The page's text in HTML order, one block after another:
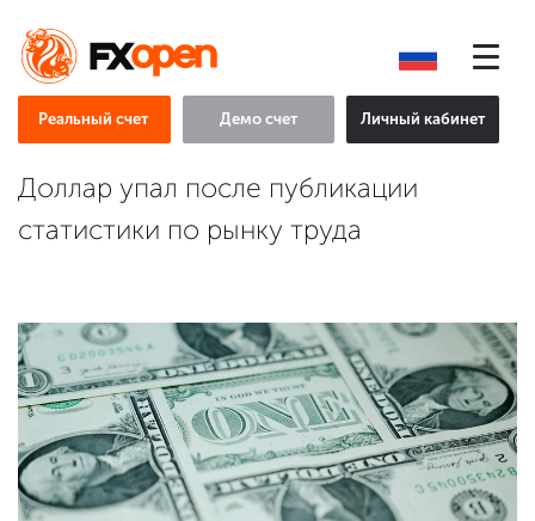
Реальный счет Демо счет Личный кабинет
Доллар упал после публикации
статистики по рынку труда